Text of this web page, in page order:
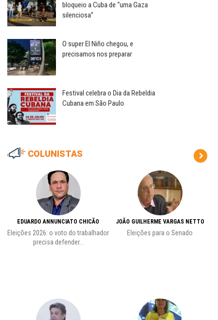
bloqueio a Cuba de “uma Gaza
silenciosa”
O super El Niño chegou, e
precisamos nos preparar
Festival celebra o Dia da Rebeldia
Cubana em São Paulo
COLUNISTAS
EDUARDO ANNUNCIATO CHICÃO
Eleições 2026: o voto do trabalhador
precisa defender...
JOÃO GUILHERME VARGAS NETTO
Eleições para o Senado